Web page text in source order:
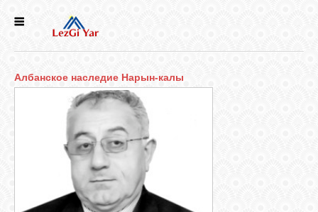
СЕЛА
Албанское наследие Нарын-калы